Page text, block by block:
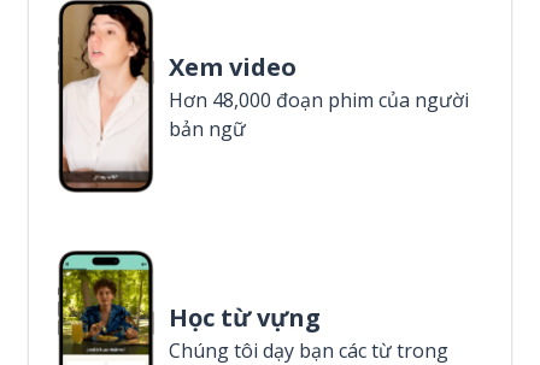
Xem video
Hơn 48,000 đoạn phim của người
bản ngữ
Học từ vựng
Chúng tôi dạy bạn các từ trong